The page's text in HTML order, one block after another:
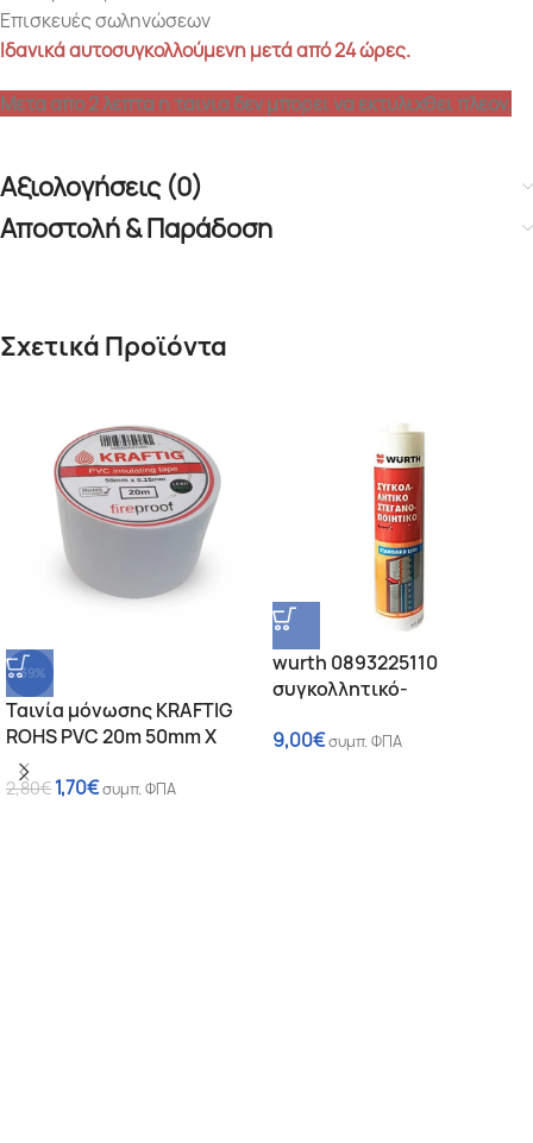
Επισκευές σωληνώσεων
Ιδανικάαυτοσυγκολλούμενημετάαπό24ώρες.
Μετα απο 2 λεπτα η ταινια δεν μπορει να εκτυλιχθει πλεον.
Αξιολογήσεις (0)
Αποστολή & Παράδοση
Σχετικά Προϊόντα
-39%
Ταινία μόνωσης KRAFTIG
ROHS PVC 20m 50mm X
0.15mm
2,80€ 1,70€συμπ. ΦΠΑ
wurth 0893225110
συγκολλητικό-
διάφανο 280ML
9,00€συμπ. ΦΠΑ